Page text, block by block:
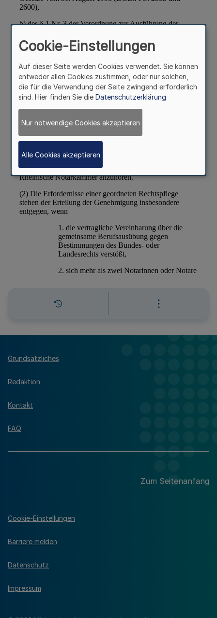
Grundsätzliches
Redaktion
Kontakt
FAQ
Zum Seitenanfang
Cookie-Einstellungen
Barriere melden
Datenschutz
Impressum
Cookie-Einstellungen
Auf dieser Seite werden Cookies verwendet. Sie können
entweder allen Cookies zustimmen, oder nur solchen,
die für die Verwendung der Seite zwingend erforderlich
sind. Hier finden Sie die Datenschutzerklärung
Nur notwendige Cookies akzeptieren
Alle Cookies akzeptieren